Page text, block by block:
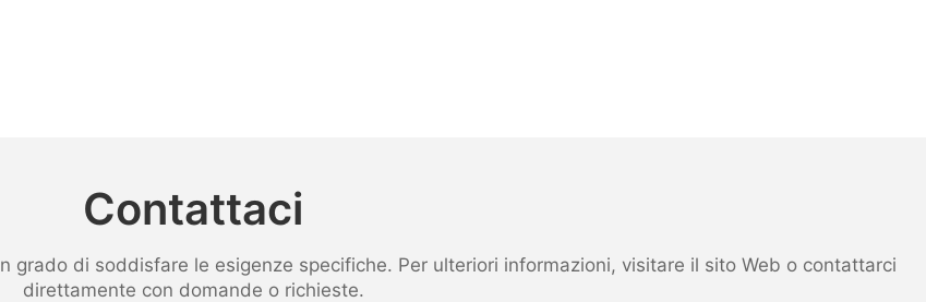
Contattaci
grado di soddisfare le esigenze specifiche. Per ulteriori informazioni, visitare il sito Web o contattarci
direttamente con domande o richieste.